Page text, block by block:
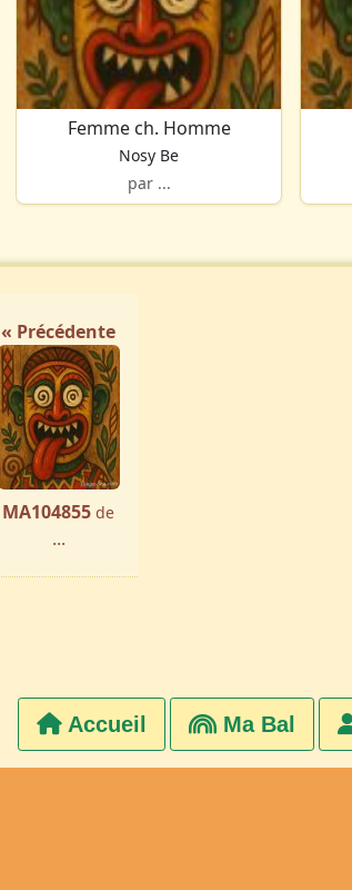
Femme ch. Homme
Nosy Be
par ...
« Précédente
MA104855 de
...
Accueil Ma Bal